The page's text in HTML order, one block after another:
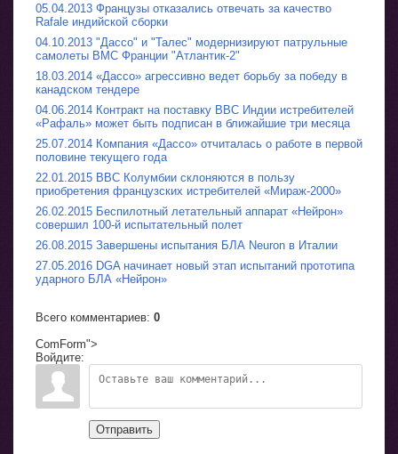
05.04.2013 Французы отказались отвечать за качество
Rafale индийской сборки
04.10.2013 "Дассо" и "Талес" модернизируют патрульные
самолеты ВМС Франции "Атлантик-2"
18.03.2014 «Дассо» агрессивно ведет борьбу за победу в
канадском тендере
04.06.2014 Контракт на поставку ВВС Индии истребителей
«Рафаль» может быть подписан в ближайшие три месяца
25.07.2014 Компания «Дассо» отчиталась о работе в первой
половине текущего года
22.01.2015 ВВС Колумбии склоняются в пользу
приобретения французских истребителей «Мираж-2000»
26.02.2015 Беспилотный летательный аппарат «Нейрон»
совершил 100-й испытательный полет
26.08.2015 Завершены испытания БЛА Neuron в Италии
27.05.2016 DGA начинает новый этап испытаний прототипа
ударного БЛА «Нейрон»
Всего комментариев: 0
ComForm">
Войдите:
Отправить